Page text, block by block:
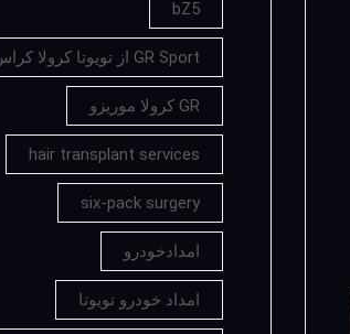
bZ5
GR Sport از تویوتا کرولا کراس
GR کرولا موریزو
hair transplant services
six-pack surgery
امدادخودرو
امداد خودرو تویوتا